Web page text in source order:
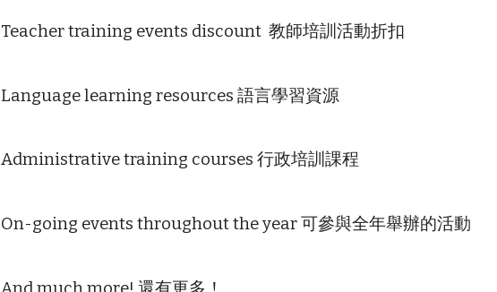
Teacher training events discount 教師培訓活動折扣
Language learning resources 語言學習資源
Administrative training courses 行政培訓課程
On-going events throughout the year可參與全年舉辦的活動